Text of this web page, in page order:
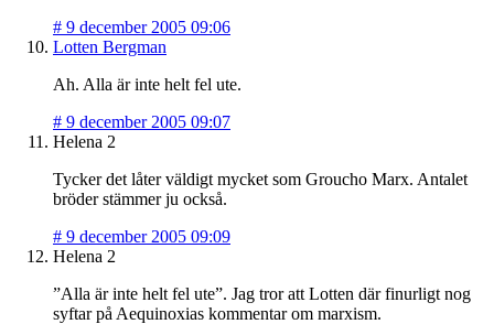
# 9 december 2005 09:06
Lotten Bergman
Ah. Alla är inte helt fel ute.
# 9 december 2005 09:07
Helena 2
Tycker det låter väldigt mycket som Groucho Marx. Antalet
bröder stämmer ju också.
# 9 december 2005 09:09
Helena 2
”Alla är inte helt fel ute”. Jag tror att Lotten där finurligt nog
syftar på Aequinoxias kommentar om marxism.